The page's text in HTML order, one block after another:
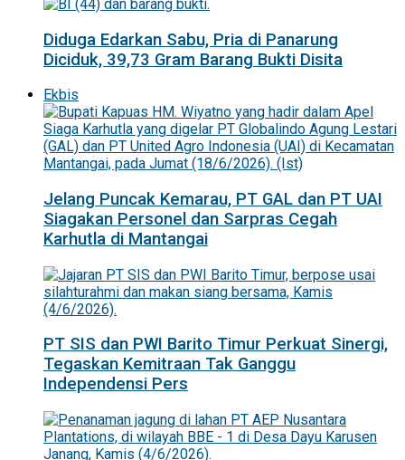
Diduga Edarkan Sabu, Pria di Panarung
Diciduk, 39,73 Gram Barang Bukti Disita
Ekbis
Jelang Puncak Kemarau, PT GAL dan PT UAI
Siagakan Personel dan Sarpras Cegah
Karhutla di Mantangai
PT SIS dan PWI Barito Timur Perkuat Sinergi,
Tegaskan Kemitraan Tak Ganggu
Independensi Pers